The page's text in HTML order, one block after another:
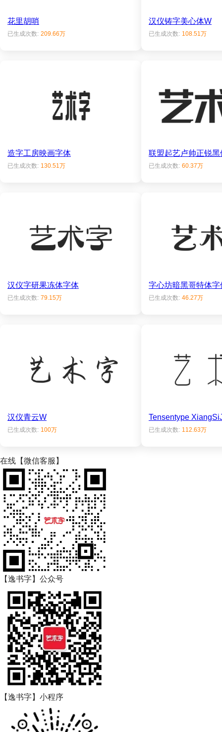
花里胡哨
已生成次数: 209.66万
汉仪铸字美心体W
已生成次数: 108.51万
造字工房映画字体
已生成次数: 130.51万
联盟起艺卢帅正锐黑
已生成次数: 60.37万
汉仪字研果冻体字体
已生成次数: 79.15万
字心坊暗黑哥特体字
已生成次数: 46.27万
汉仪青云W
已生成次数: 100万
Tensentype
已生成次数: 112.63万
在线【微信客服】
【逸书字】公众号
【逸书字】小程序